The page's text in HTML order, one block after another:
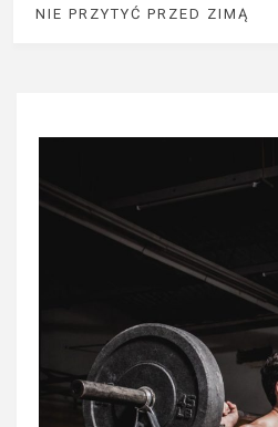
NIE PRZYTYĆ PRZED ZIMĄ